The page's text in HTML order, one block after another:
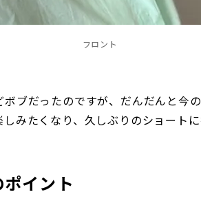
フロント
ボブだったのですが、だんだんと今
みたくなり、久しぶりのショート
イント